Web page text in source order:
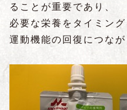
ることが重要であり、
必要な栄養をタイミン
運動機能の回復につなが